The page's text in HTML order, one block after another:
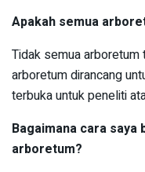
Apakah semua
Tidak semua arboretum
arboretum dirancang
terbuka untuk peneliti
Bagaimana cara
arboretum?